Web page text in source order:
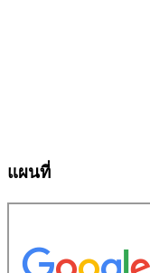
แผนที่